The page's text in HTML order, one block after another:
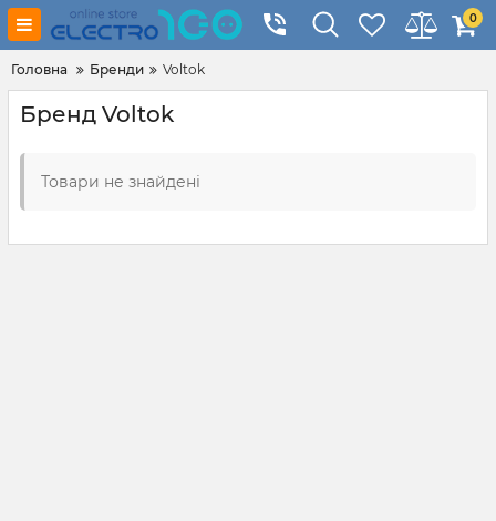
0
Головна Бренди Voltok
Бренд Voltok
Товари не знайдені